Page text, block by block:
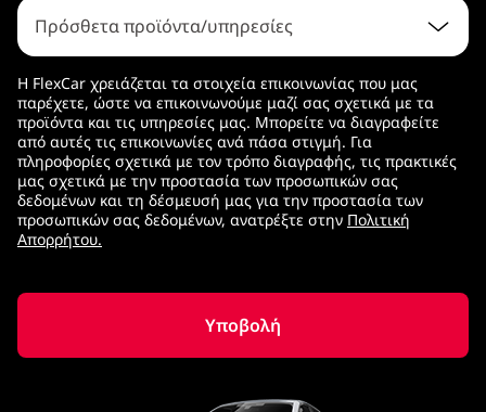
Η FlexCar χρειάζεται τα στοιχεία επικοινωνίας που μας
παρέχετε, ώστε να επικοινωνούμε μαζί σας σχετικά με τα
προϊόντα και τις υπηρεσίες μας. Μπορείτε να διαγραφείτε
από αυτές τις επικοινωνίες ανά πάσα στιγμή. Για
πληροφορίες σχετικά με τον τρόπο διαγραφής, τις πρακτικές
μας σχετικά με την προστασία των προσωπικών σας
δεδομένων και τη δέσμευσή μας για την προστασία των
προσωπικών σας δεδομένων, ανατρέξτε στην Πολιτική
Απορρήτου.